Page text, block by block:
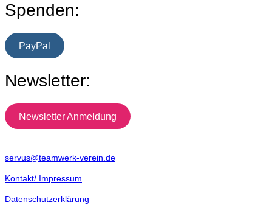
Spenden:
PayPal
Newsletter:
Newsletter Anmeldung
servus@teamwerk-verein.de
Kontakt/ Impressum
Datenschutzerklärung